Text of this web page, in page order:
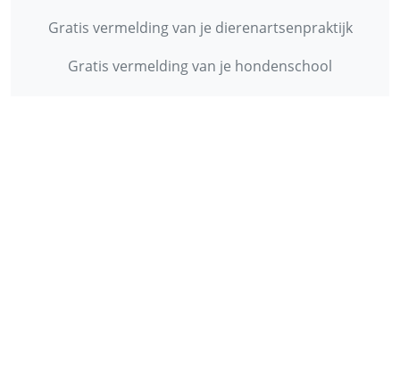
Gratis vermelding van je dierenartsenpraktijk
Gratis vermelding van je hondenschool